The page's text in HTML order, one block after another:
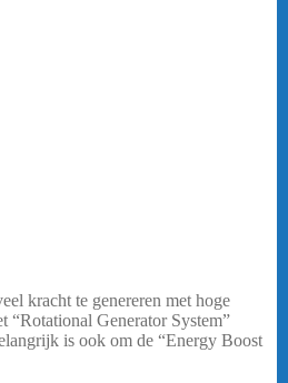
kracht te genereren met hoge
“Rotational Generator System”
is ook om de “Energy Boost